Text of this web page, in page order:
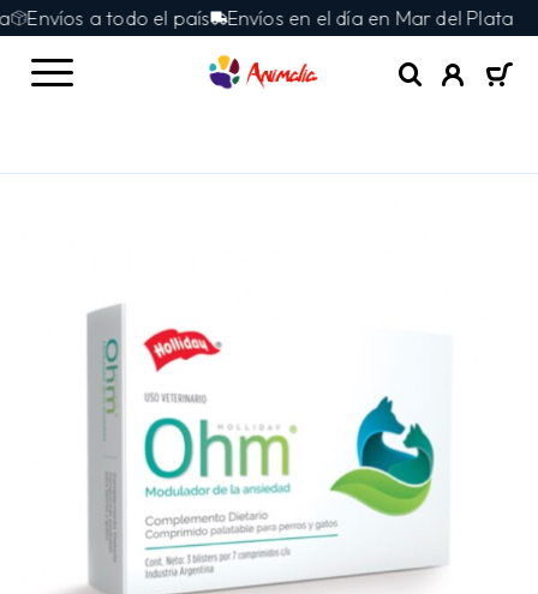
Envíos a todo el país Envíos en el día en Mar del Plata